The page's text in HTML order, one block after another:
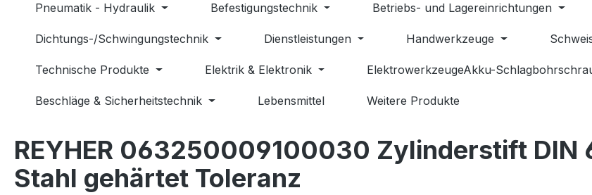
Pneumatik - Hydraulik Befestigungstechnik Betriebs- und Lagereinrichtungen
Dichtungs-/Schwingungstechnik Dienstleistungen Handwerkzeuge
Technische Produkte Elektrik & Elektronik ElektrowerkzeugeAkku-
Beschläge & Sicherheitstechnik Lebensmittel Weitere Produkte
REYHER 063250009100030 Zylinderstift DIN
Stahl gehärtet Toleranz